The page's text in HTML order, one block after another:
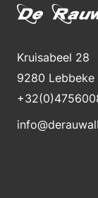
Kruisabeel 28
9280 Lebbeke